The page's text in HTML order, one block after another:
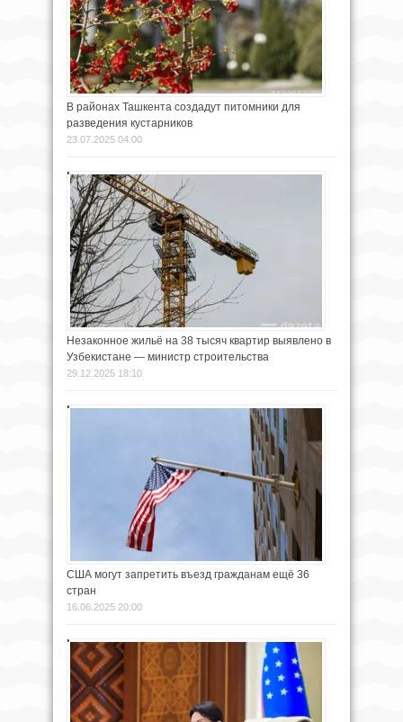
В районах Ташкента создадут питомники для
разведения кустарников
23.07.2025 04:00
Незаконное жильё на 38 тысяч квартир выявлено в
Узбекистане — министр строительства
29.12.2025 18:10
США могут запретить въезд гражданам ещё 36
стран
16.06.2025 20:00